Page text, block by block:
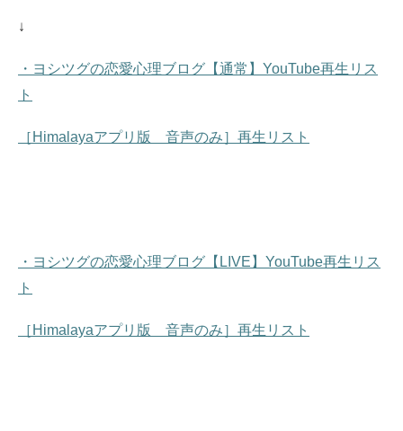
↓
・ヨシツグの恋愛心理ブログ【通常】YouTube再生リス
ト
［Himalayaアプリ版 音声のみ］再生リスト
・ヨシツグの恋愛心理ブログ【LIVE】YouTube再生リス
ト
［Himalayaアプリ版 音声のみ］再生リスト